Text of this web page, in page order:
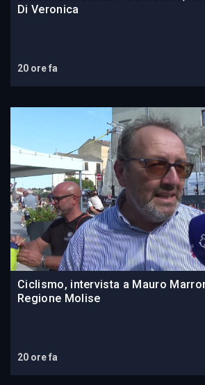
Di Veronica
20 ore fa
Ciclismo, intervista a Mauro
Regione Molise
20 ore fa